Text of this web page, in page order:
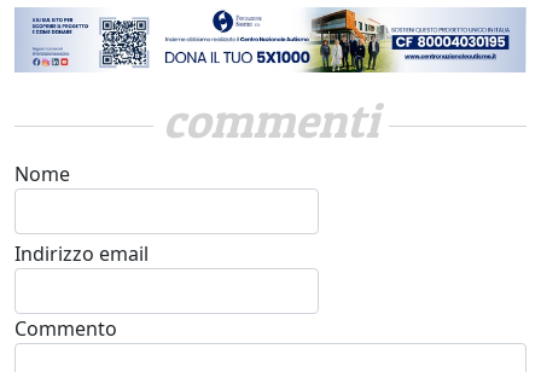
commenti
Nome
Indirizzo email
Commento